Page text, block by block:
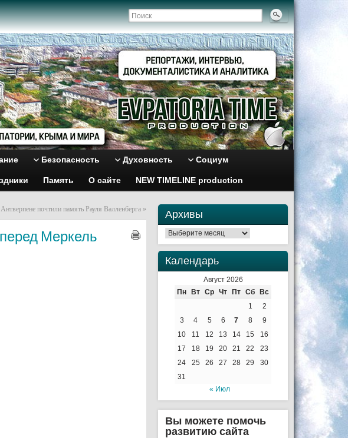
Безопасность Духовность Социум
Память О сайте NEW TIMELINE production
почтили память Рауля Валленберга »
Меркель
Архивы
Архивы
Календарь
Август 2026
Пн
Вт Ср Чт Пт Сб
Вс
1
2
3
4 5 6 7 8
9
10
11 12 13 14 15
16
17
18 19 20 21 22
23
24
25 26 27 28 29
30
31
« Июл
Вы можете помочь
развитию сайта